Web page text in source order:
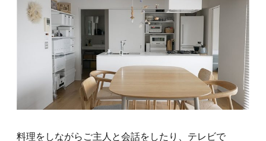
料理をしながらご主人と会話をしたり、テレビで